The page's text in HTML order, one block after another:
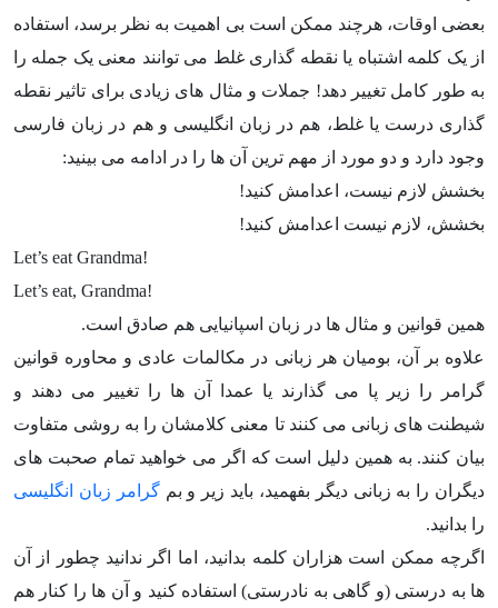
بعضی اوقات، هرچند ممکن است بی اهمیت به نظر برسد، استفاده
از یک کلمه اشتباه یا نقطه گذاری غلط می توانند معنی یک جمله را
به طور کامل تغییر دهد! جملات و مثال های زیادی برای تاثیر نقطه
گذاری درست یا غلط، هم در زبان انگلیسی و هم در زبان فارسی
وجود دارد و دو مورد از مهم ترین آن ها را در ادامه می بینید:
بخشش لازم نیست، اعدامش کنید!
بخشش، لازم نیست اعدامش کنید!
!Let’s eat Grandma
!Let’s eat, Grandma
همین قوانین و مثال ها در زبان اسپانیایی هم صادق است.
علاوه بر آن، بومیان هر زبانی در مکالمات عادی و محاوره قوانین
گرامر را زیر پا می گذارند یا عمدا آن ها را تغییر می دهند و
شیطنت های زبانی می کنند تا معنی کلامشان را به روشی متفاوت
بیان کنند. به همین دلیل است که اگر می خواهید تمام صحبت های
دیگران را به زبانی دیگر بفهمید، باید زیر و بمگرامر زبان انگلیسی
را بدانید.
اگرچه ممکن است هزاران کلمه بدانید، اما اگر ندانید چطور از آن
ها به درستی (و گاهی به نادرستی) استفاده کنید و آن ها را کنار هم